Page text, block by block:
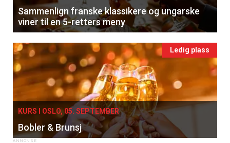
Sammenlign franske klassikere og ungarske
viner til en 5-retters meny
Ledig plass
KURS I OSLO, 05. SEPTEMBER
Bobler & Brunsj